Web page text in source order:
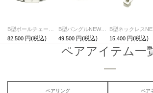
82,500
B型バングルNEWTYPE（血液型）-シルバー/ブレスレット
49,500
B型ネッ
15,400
ペアアイテム一
ペアリング ペア